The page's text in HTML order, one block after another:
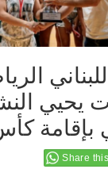
يحيي
بإقامة
Share